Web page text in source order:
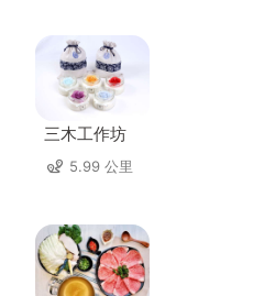
三木工作坊
5.99 公里